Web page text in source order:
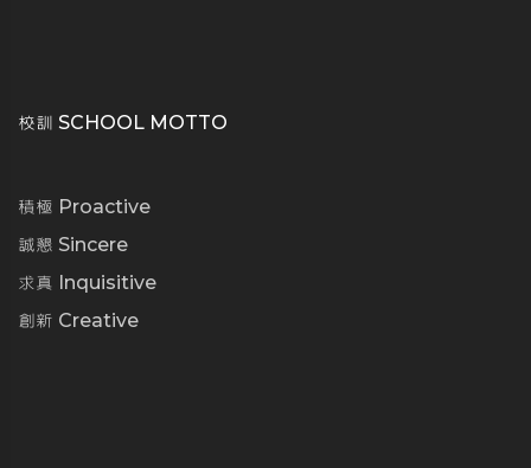
校訓 SCHOOL MOTTO
積極 Proactive
誠懇 Sincere
求真 Inquisitive
創新 Creative